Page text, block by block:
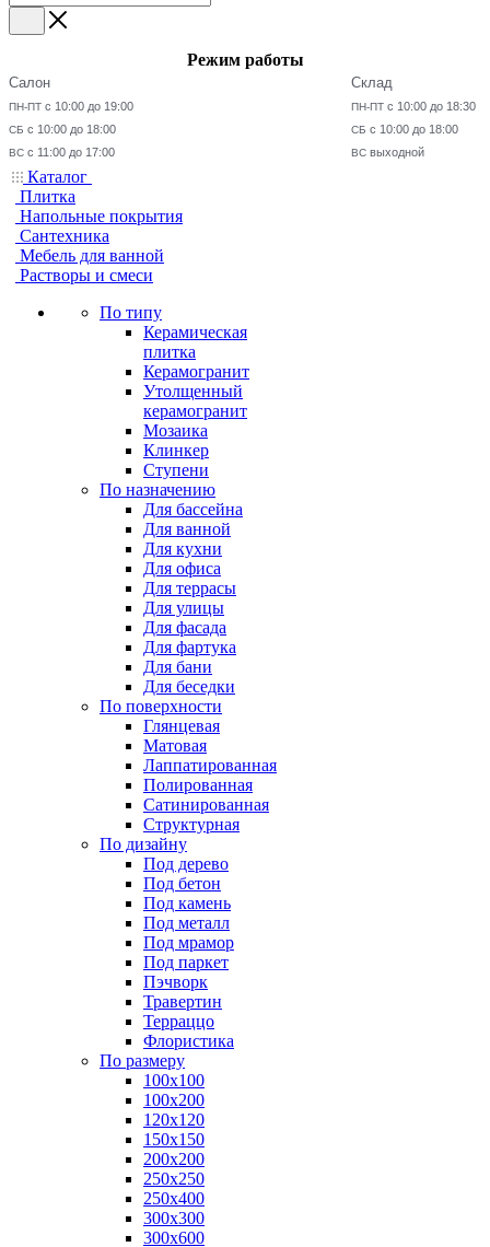
Режим работы
Салон
ПН-ПТ с 10:00 до 19:00
СБ с 10:00 до 18:00
ВС с 11:00 до 17:00
Склад
ПН-ПТ с 10:00 до 18:30
СБ с 10:00 до 18:00
ВС выходной
Каталог
Плитка
Напольные покрытия
Сантехника
Мебель для ванной
Растворы и смеси
По типу
Керамическая
плитка
Керамогранит
Утолщенный
керамогранит
Мозаика
Клинкер
Ступени
По назначению
Для бассейна
Для ванной
Для кухни
Для офиса
Для террасы
Для улицы
Для фасада
Для фартука
Для бани
Для беседки
По поверхности
Глянцевая
Матовая
Лаппатированная
Полированная
Сатинированная
Структурная
По дизайну
Под дерево
Под бетон
Под камень
Под металл
Под мрамор
Под паркет
Пэчворк
Травертин
Терраццо
Флористика
По размеру
100х100
100х200
120х120
150х150
200х200
250х250
250х400
300х300
300х600